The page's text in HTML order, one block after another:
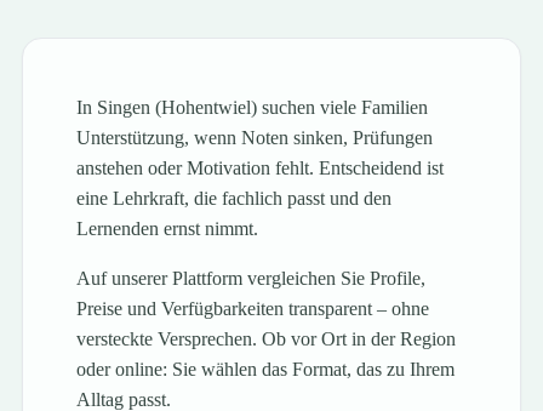
In Singen (Hohentwiel) suchen viele Familien
Unterstützung, wenn Noten sinken, Prüfungen
anstehen oder Motivation fehlt. Entscheidend ist
eine Lehrkraft, die fachlich passt und den
Lernenden ernst nimmt.
Auf unserer Plattform vergleichen Sie Profile,
Preise und Verfügbarkeiten transparent – ohne
versteckte Versprechen. Ob vor Ort in der Region
oder online: Sie wählen das Format, das zu Ihrem
Alltag passt.